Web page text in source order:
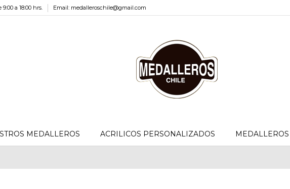
a 18:00 hrs. Email: medalleroschile@gmail.com
MEDALLEROS ACRILICOS PERSONALIZADOS